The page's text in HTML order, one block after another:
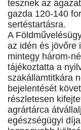
tesznek az
gazda 120-140
sertéstartásra.
A
az idén és jövőre
mintegy három-
tájékoztatta a
szakállamtitkára
bejelentését
részletesen
agrártárca
egészségügyi